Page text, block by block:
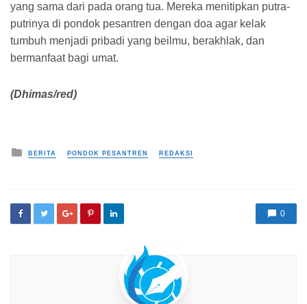
yang sama dari pada orang tua. Mereka menitipkan putra-
putrinya di pondok pesantren dengan doa agar kelak
tumbuh menjadi pribadi yang beilmu, berakhlak, dan
bermanfaat bagi umat.
(Dhimas/red)
Posted in
BERITA PONDOK PESANTREN REDAKSI
0